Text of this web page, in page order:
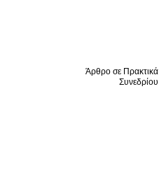
Άρθρο σε Πρακτικά
Συνεδρίου